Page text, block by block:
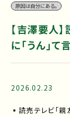
原因は自分にある。
【吉澤要人
に「うん」て
2026.02.23
▪読売テレビ「親